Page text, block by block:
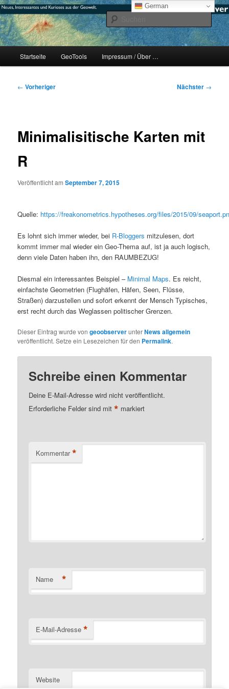
Zum
primären
Inhalt
springen#geoObserver
mikeE's GeoBlog
Startseite GeoTools Impressum / Über …
Beitragsnavigation
← Vorheriger Nächster →
Minimalisitische Karten mit
R
Veröffentlicht amSeptember 7, 2015
Quelle: https://freakonometrics.hypotheses.org/files/2015/09/
Es lohnt sich immer wieder, bei R-Bloggers mitzulesen, dort
kommt immer mal wieder ein Geo-Thema auf, ist ja auch logisch,
denn viele Daten haben ihn, den RAUMBEZUG!
Diesmal ein interessantes Beispiel – Minimal Maps. Es reicht,
einfachste Geometrien (Flughäfen, Häfen, Seen, Flüsse,
Straßen) darzustellen und sofort erkennt der Mensch Typisches,
erst recht durch das Weglassen politischer Grenzen.
Dieser Eintrag wurde vongeoobserverunterNews allgemein
veröffentlicht. Setze ein Lesezeichen für den Permalink.
Schreibe einen Kommentar
Deine E-Mail-Adresse wird nicht veröffentlicht.
Erforderliche Felder sind mit* markiert
Kommentar *
Name *
E-Mail-Adresse *
Website
German